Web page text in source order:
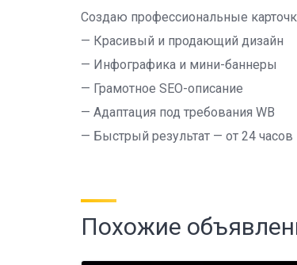
Создаю профессиональные
— Красивый и продающий дизайн
— Инфографика и мини-баннеры
— Грамотное SEO-описание
— Адаптация под требования WB
— Быстрый результат — от 24 часов
Похожие